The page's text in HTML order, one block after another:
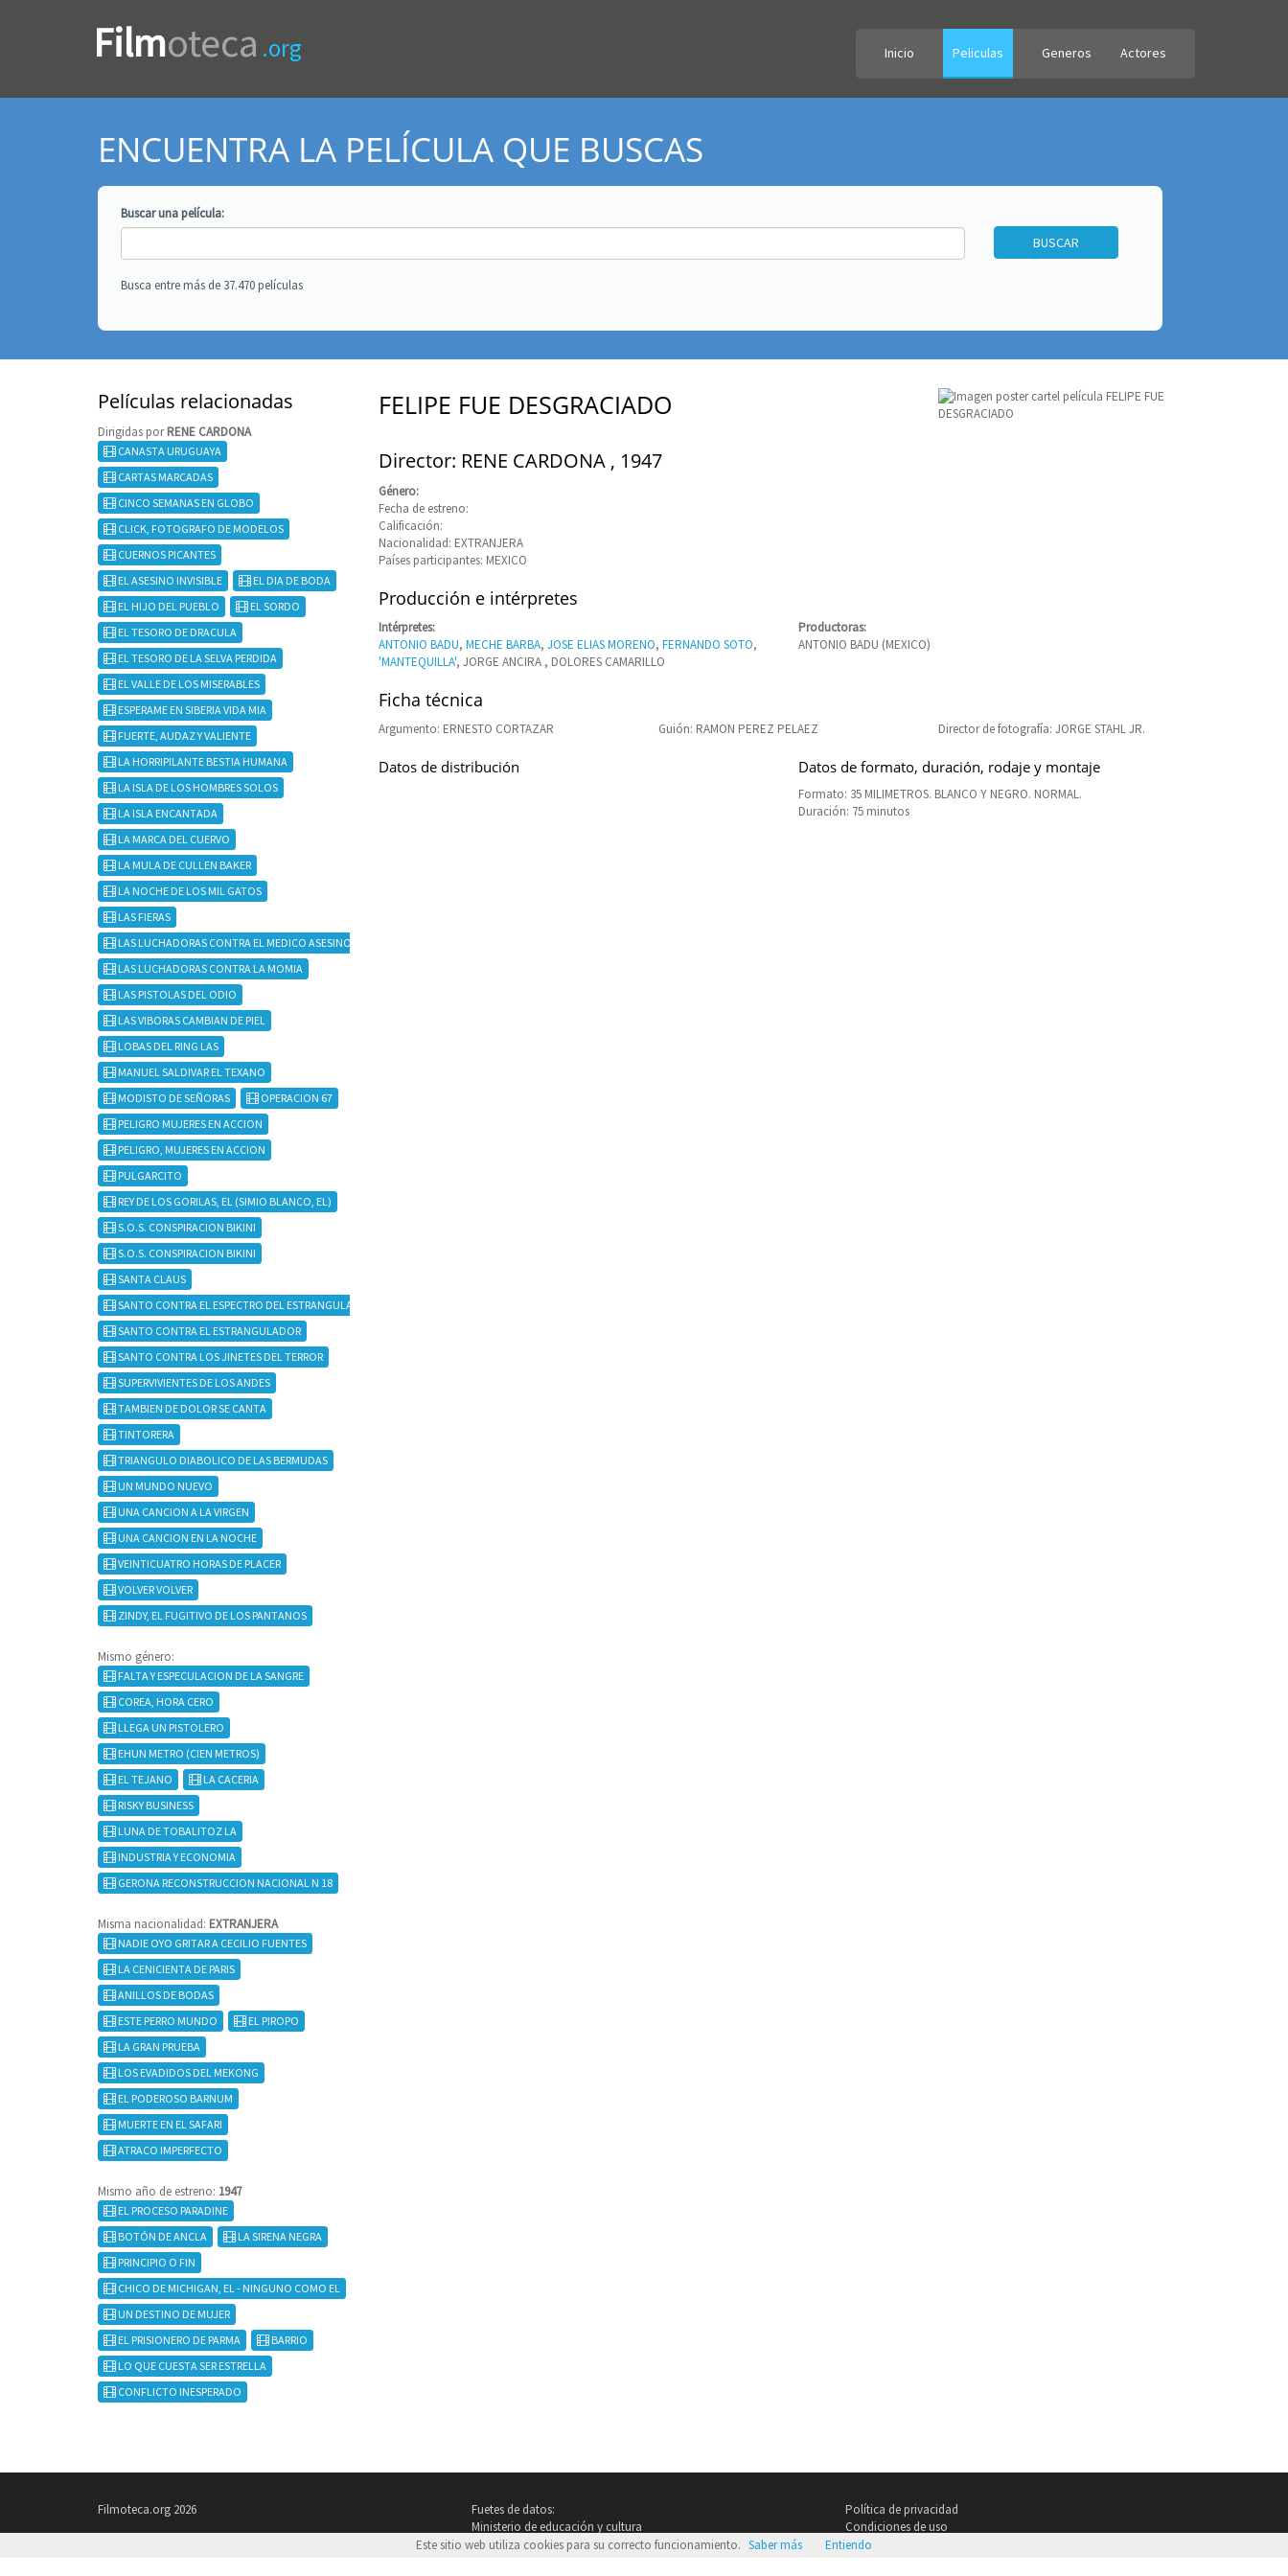
Filmoteca .org Inicio Peliculas Generos Actores
ENCUENTRA LA PELÍCULA QUE BUSCAS
Buscar unapelícula:
Busca entre más de 37.470 películas
Películas relacionadas
Dirigidas porRENE CARDONA
CANASTA URUGUAYA
CARTAS MARCADAS
CINCO SEMANAS EN GLOBO
CLICK, FOTOGRAFO DE MODELOS
CUERNOS PICANTES
EL ASESINO INVISIBLE
EL DIA DE BODA
EL HIJO DEL PUEBLO
EL SORDO
EL TESORO DE DRACULA
EL TESORO DE LA SELVA PERDIDA
EL VALLE DE LOS MISERABLES
ESPERAME EN SIBERIA VIDA MIA
FUERTE, AUDAZ Y VALIENTE
LA HORRIPILANTE BESTIA HUMANA
LA ISLA DE LOS HOMBRES SOLOS
LA ISLA ENCANTADA
LA MARCA DEL CUERVO
LA MULA DE CULLEN BAKER
LA NOCHE DE LOS MIL GATOS
LAS FIERAS
LAS LUCHADORAS CONTRA EL MEDICO ASESINO
LAS LUCHADORAS CONTRA LA MOMIA
LAS PISTOLAS DEL ODIO
LAS VIBORAS CAMBIAN DE PIEL
LOBAS DEL RING LAS
MANUEL SALDIVAR EL TEXANO
MODISTO DE SEÑORAS
OPERACION 67
PELIGRO MUJERES EN ACCION
PELIGRO, MUJERES EN ACCION
PULGARCITO
REY DE LOS GORILAS, EL (SIMIO BLANCO, EL)
S.O.S. CONSPIRACION BIKINI
S.O.S. CONSPIRACION BIKINI
SANTA CLAUS
SANTO CONTRA EL ESPECTRO DEL ESTRANGULADOR
SANTO CONTRA EL ESTRANGULADOR
SANTO CONTRA LOS JINETES DEL TERROR
SUPERVIVIENTES DE LOS ANDES
TAMBIEN DE DOLOR SE CANTA
TINTORERA
TRIANGULO DIABOLICO DE LAS BERMUDAS
UN MUNDO NUEVO
UNA CANCION A LA VIRGEN
UNA CANCION EN LA NOCHE
VEINTICUATRO HORAS DE PLACER
VOLVER VOLVER
ZINDY, EL FUGITIVO DE LOS PANTANOS
Mismo género:
FALTA Y ESPECULACION DE LA SANGRE
COREA, HORA CERO
LLEGA UN PISTOLERO
EHUN METRO (CIEN METROS)
EL TEJANO
LA CACERIA
RISKY BUSINESS
LUNA DE TOBALITOZ LA
INDUSTRIA Y ECONOMIA
GERONA RECONSTRUCCION NACIONAL N 18
Misma nacionalidad: EXTRANJERA
NADIE OYO GRITAR A CECILIO FUENTES
LA CENICIENTA DE PARIS
ANILLOS DE BODAS
ESTE PERRO MUNDO
EL PIROPO
LA GRAN PRUEBA
LOS EVADIDOS DEL MEKONG
EL PODEROSO BARNUM
MUERTE EN EL SAFARI
ATRACO IMPERFECTO
Mismo año de estreno: 1947
EL PROCESO PARADINE
BOTÓN DE ANCLA
LA SIRENA NEGRA
PRINCIPIO O FIN
CHICO DE MICHIGAN, EL - NINGUNO COMO EL
UN DESTINO DE MUJER
EL PRISIONERO DE PARMA
BARRIO
LO QUE CUESTA SER ESTRELLA
CONFLICTO INESPERADO
FELIPE FUE DESGRACIADO
Director: RENE CARDONA , 1947
Género:
Fecha de estreno:
Calificación:
Nacionalidad: EXTRANJERA
Países participantes: MEXICO
Producción e intérpretes
Intérpretes:
ANTONIO BADU, MECHE BARBA, JOSE ELIAS MORENO, FERNANDO SOTO,
'MANTEQUILLA', JORGE ANCIRA , DOLORES CAMARILLO
Productoras:
ANTONIO BADU (MEXICO)
Ficha técnica
Argumento: ERNESTO CORTAZAR Guión: RAMON PEREZ PELAEZ Director de fotografía: JORGE STAHL JR.
Datos de distribución Datos de formato, duración, rodaje y montaje
Formato: 35 MILIMETROS. BLANCO Y NEGRO. NORMAL.
Duración: 75 minutos
Filmoteca.org 2026
Fuetes de datos:
Ministerio de educación y cultura
Imdb.com
Política de privacidad
Condiciones de uso
Este sitio web utiliza cookies para su correcto funcionamiento. Saber más Entiendo